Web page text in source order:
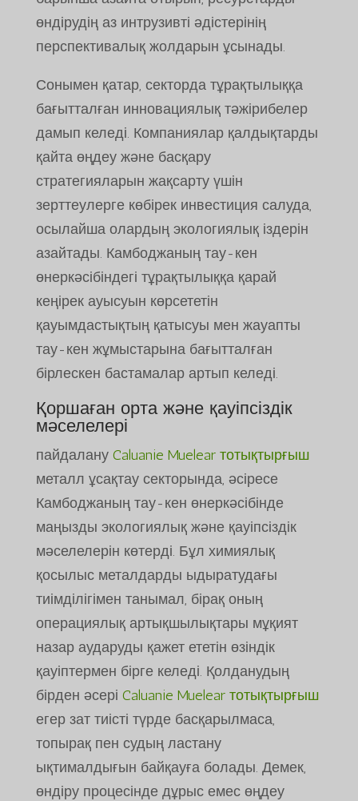
өндірудің аз интрузивті әдістерінің
перспективалық жолдарын ұсынады.
Сонымен қатар, секторда тұрақтылыққа
бағытталған инновациялық тәжірибелер
дамып келеді. Компаниялар қалдықтарды
қайта өңдеу және басқару
стратегияларын жақсарту үшін
зерттеулерге көбірек инвестиция салуда,
осылайша олардың экологиялық іздерін
азайтады. Камбоджаның тау-кен
өнеркәсібіндегі тұрақтылыққа қарай
кеңірек ауысуын көрсететін
қауымдастықтың қатысуы мен жауапты
тау-кен жұмыстарына бағытталған
бірлескен бастамалар артып келеді.
Қоршаған орта және қауіпсіздік
мәселелері
пайдалану Caluanie Muelear тотықтырғыш
металл ұсақтау секторында, әсіресе
Камбоджаның тау-кен өнеркәсібінде
маңызды экологиялық және қауіпсіздік
мәселелерін көтерді. Бұл химиялық
қосылыс металдарды ыдыратудағы
тиімділігімен танымал, бірақ оның
операциялық артықшылықтары мұқият
назар аударуды қажет ететін өзіндік
қауіптермен бірге келеді. Қолданудың
бірден әсері Caluanie Muelear тотықтырғыш
егер зат тиісті түрде басқарылмаса,
топырақ пен судың ластану
ықтималдығын байқауға болады. Демек,
өндіру процесінде дұрыс емес өңдеу